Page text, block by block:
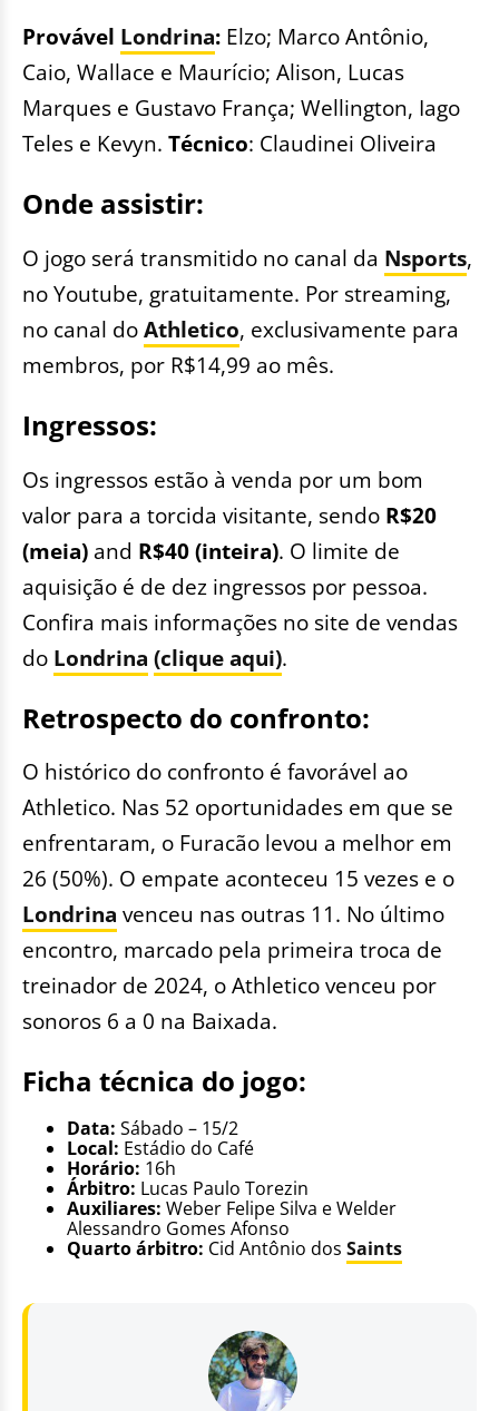
Provável Londrina: Elzo; Marco Antônio,
Caio, Wallace e Maurício; Alison, Lucas
Marques e Gustavo França; Wellington, Iago
Teles e Kevyn. Técnico: Claudinei Oliveira
Onde assistir:
O jogo será transmitido no canal da Nsports,
no Youtube, gratuitamente. Por streaming,
no canal doAthletico, exclusivamente para
membros, por R$14,99 ao mês.
Ingressos:
Os ingressos estão à venda por um bom
valor para a torcida visitante, sendo R$20
(meia) and R$40 (inteira). O limite de
aquisição é de dez ingressos por pessoa.
Confira mais informações no site de vendas
do Londrina (clique aqui).
Retrospecto do confronto:
O histórico do confronto é favorável ao
Athletico. Nas 52 oportunidades em que se
enfrentaram, o Furacão levou a melhor em
26 (50%). O empate aconteceu 15 vezes e o
Londrina venceu nas outras 11. No último
encontro, marcado pela primeira troca de
treinador de 2024, o Athletico venceu por
sonoros 6 a 0 na Baixada.
Ficha técnica do jogo:
Data: Sábado – 15/2
Local: Estádio do Café
Horário: 16h
Árbitro: Lucas Paulo Torezin
Auxiliares: Weber Felipe Silva e Welder
Alessandro Gomes Afonso
Quarto árbitro: Cid Antônio dos Saints